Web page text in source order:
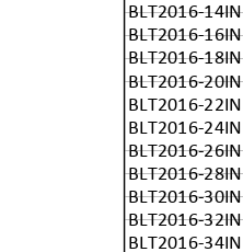
BLT2016-14IN
BLT2016-16IN
BLT2016-18IN
BLT2016-20IN
BLT2016-22IN
BLT2016-24IN
BLT2016-26IN
BLT2016-28IN
BLT2016-30IN
BLT2016-32IN
BLT2016-34IN